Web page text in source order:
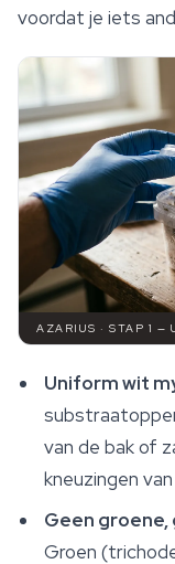
voordat je iets
AZARIUS · STAP 1 —
Uniform wit
van de bak of
kneuzingen
Geen groene,
Groen